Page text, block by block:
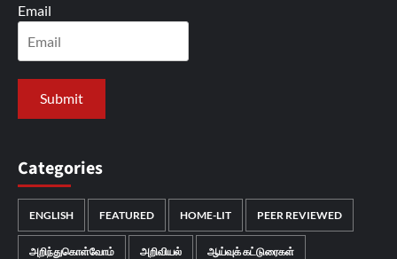
Email
Categories
ENGLISH FEATURED HOME-LIT PEER REVIEWED
அறிந்துகொள்வோம் அறிவியல் ஆய்வுக் கட்டுரைகள்